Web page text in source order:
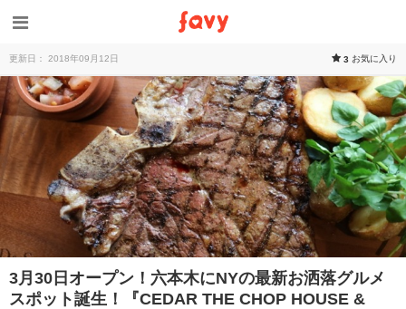
更新日： 2018年09月12日 3 お気に入り
3月30日オープン！六本木にNYの最新お洒落グルメ
スポット誕生！『CEDAR THE CHOP HOUSE &